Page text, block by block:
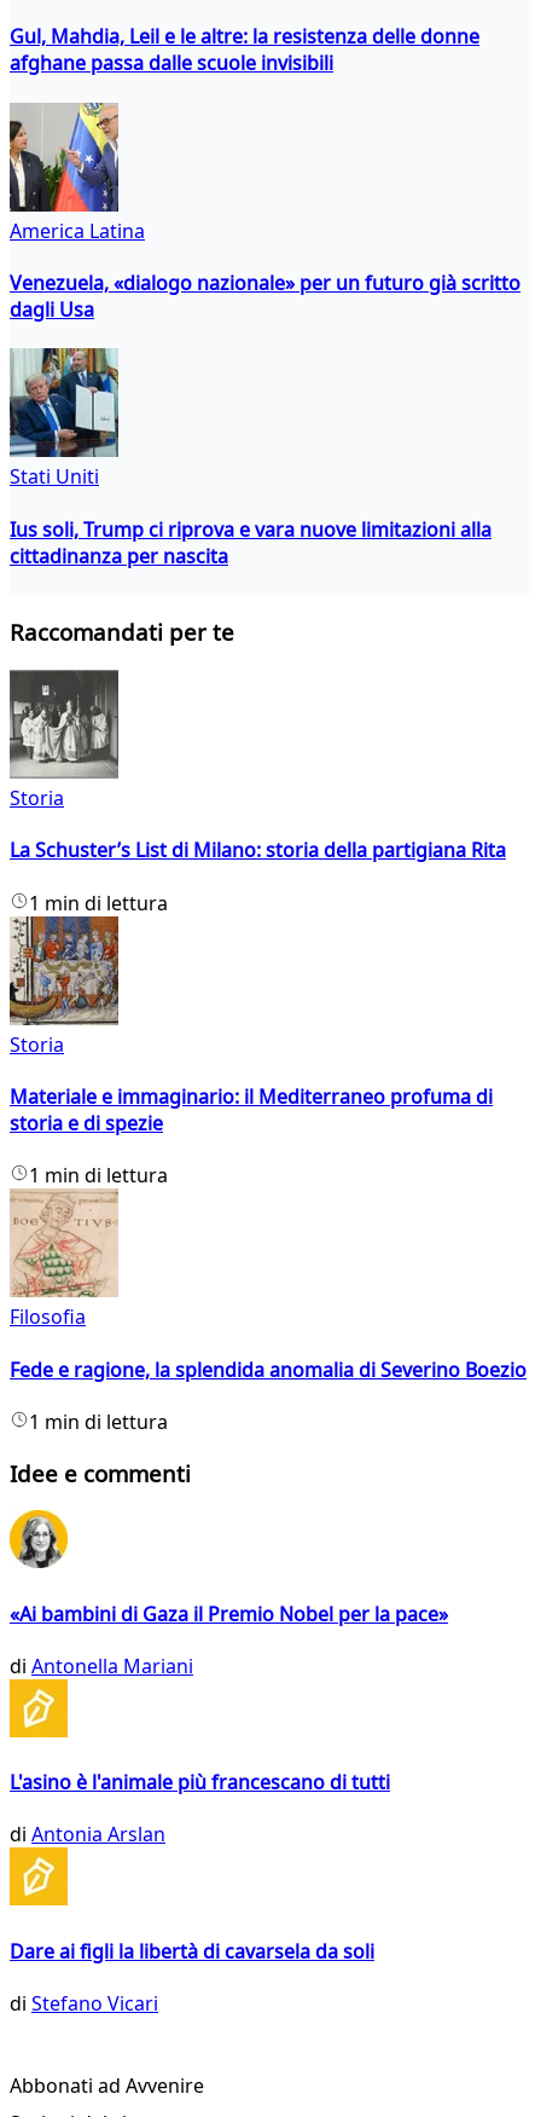
Gul, Mahdia, Leil e le altre: la resistenza delle donne
afghane passa dalle scuole invisibili
America Latina
Venezuela, «dialogo nazionale» per un futuro già scritto
dagli Usa
Stati Uniti
Ius soli, Trump ci riprova e vara nuove limitazioni alla
cittadinanza per nascita
Raccomandati per te
Storia
La Schuster’s List di Milano: storia della partigiana Rita
1 min di lettura
Storia
Materiale e immaginario: il Mediterraneo profuma di
storia e di spezie
1 min di lettura
Filosofia
Fede e ragione, la splendida anomalia di Severino Boezio
1 min di lettura
Idee e commenti
«Ai bambini di Gaza il Premio Nobel per la pace»
di Antonella Mariani
L'asino è l'animale più francescano di tutti
di Antonia Arslan
Dare ai figli la libertà di cavarsela da soli
di Stefano Vicari
Abbonati ad Avvenire